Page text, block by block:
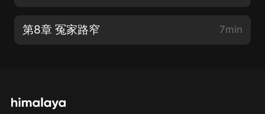
第8章 冤家路窄 7min